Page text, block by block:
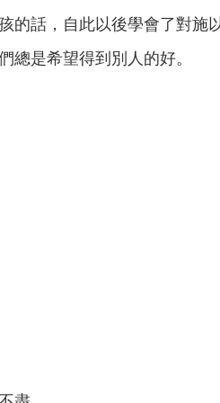
的話，自此以後學會了對施
總是希望得到別人的好。